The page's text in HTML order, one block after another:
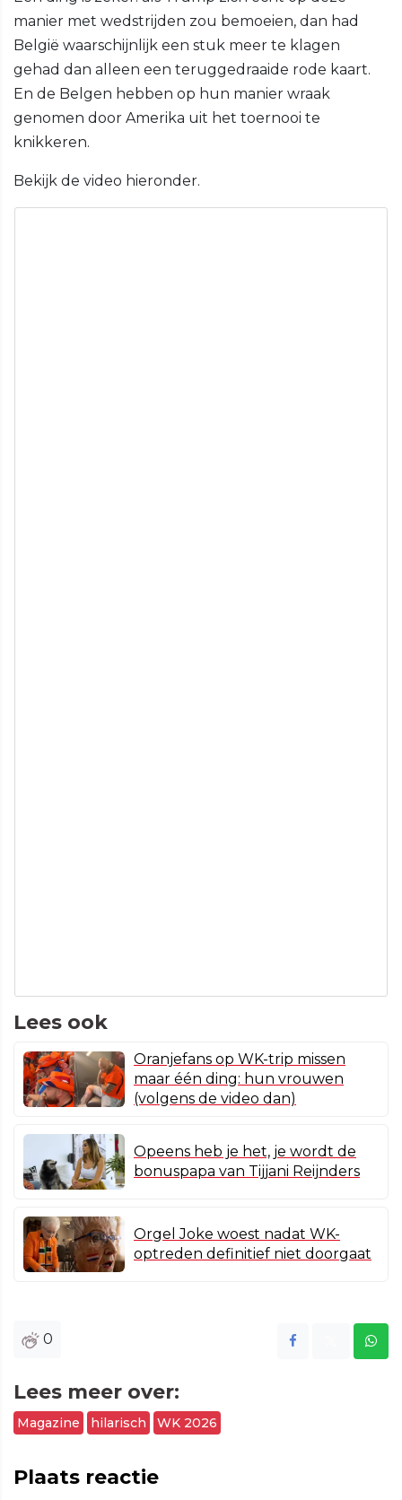
manier met wedstrijden zou bemoeien, dan had
België waarschijnlijk een stuk meer te klagen
gehad dan alleen een teruggedraaide rode kaart.
En de Belgen hebben op hun manier wraak
genomen door Amerika uit het toernooi te
knikkeren.
Bekijk de video hieronder.
Lees ook
Oranjefans op WK-trip missen
maar één ding: hun vrouwen
(volgens de video dan)
Opeens heb je het, je wordt de
bonuspapa van Tijjani Reijnders
Orgel Joke woest nadat WK-
optreden definitief niet doorgaat
0
Lees meer over:
Magazine hilarisch WK 2026
Plaats reactie